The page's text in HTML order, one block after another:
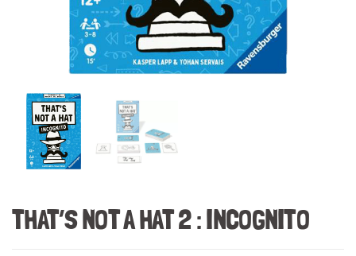
THAT’S NOT A HAT 2 : INCOGNITO